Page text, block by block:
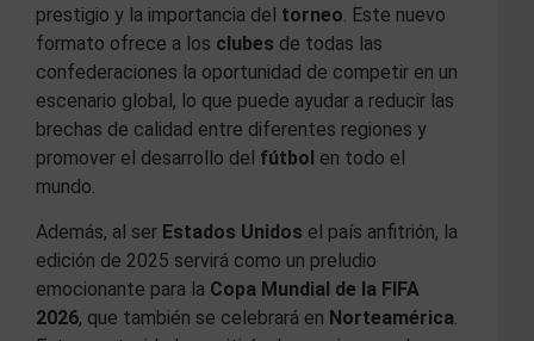
prestigio y la importancia del torneo. Este nuevo
formato ofrece a los clubes de todas las
confederaciones la oportunidad de competir en un
escenario global, lo que puede ayudar a reducir las
brechas de calidad entre diferentes regiones y
promover el desarrollo del fútbol en todo el
mundo.
Además, al ser Estados Unidos el país anfitrión, la
edición de 2025 servirá como un preludio
emocionante para la Copa Mundial de la FIFA
2026, que también se celebrará en Norteamérica.